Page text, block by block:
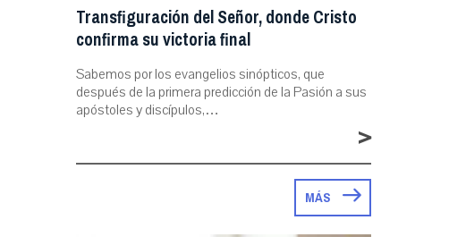
Transfiguración del Señor, donde Cristo
confirma su victoria final
Sabemos por los evangelios sinópticos, que
después de la primera predicción de la Pasión a sus
apóstoles y discípulos,…
>
MÁS